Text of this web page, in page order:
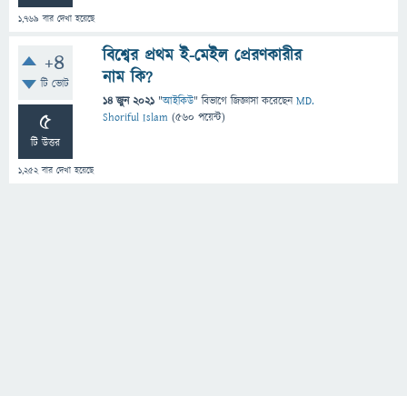
1,769 বার দেখা হয়েছে
+4
টি ভোট
5
টি উত্তর
1,252বার দেখা হয়েছে
বিশ্বের প্রথম ই-মেইল প্রেরণকারীর
নাম কি?
14 জুন 2021 "আইকিউ" বিভাগে জিজ্ঞাসাকরেছেনMD.
Shoriful Islam (560 পয়েন্ট)